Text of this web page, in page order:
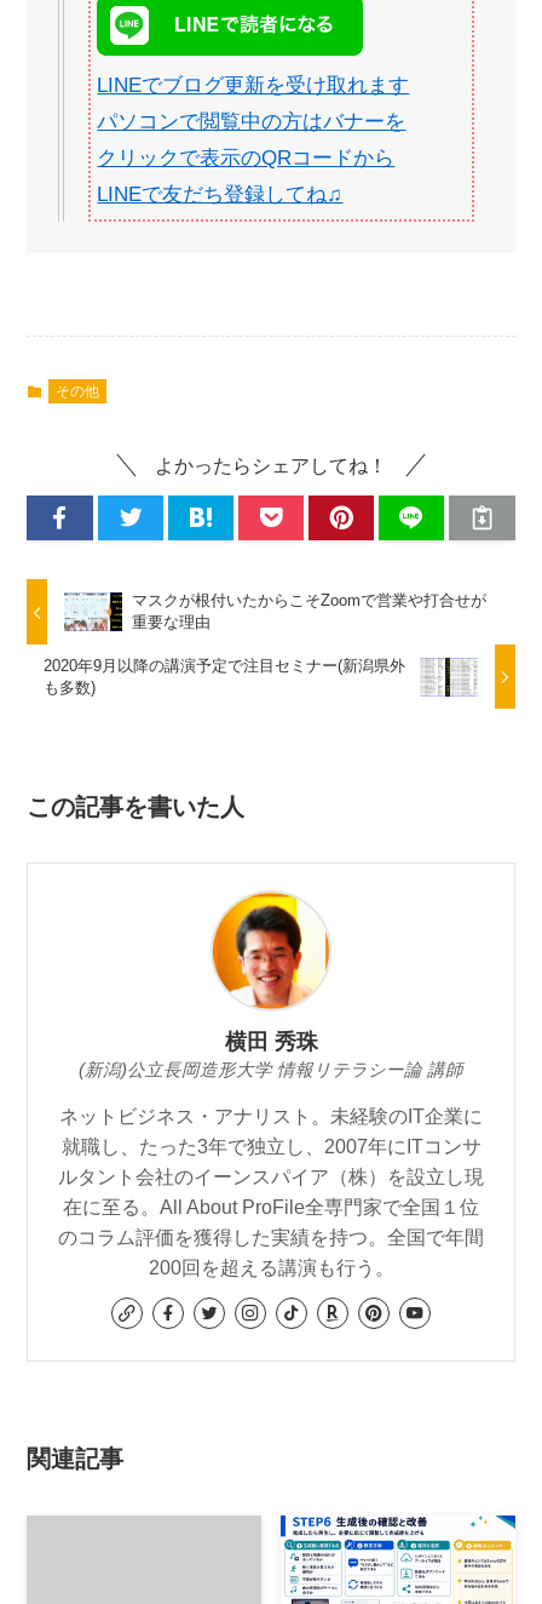
LINEでブログ更新を受け取れます
パソコンで閲覧中の方はバナーを
クリックで表示のQRコードから
LINEで友だち登録してね♫
その他
よかったらシェアしてね！
マスクが根付いたからこそZoomで営業や打合せが
重要な理由
2020年9月以降の講演予定で注目セミナー(新潟県外
も多数)
この記事を書いた人
横田 秀珠
(新潟)公立長岡造形大学 情報リテラシー論 講師
ネットビジネス・アナリスト。未経験のIT企業に
就職し、たった3年で独立し、2007年にITコンサ
ルタント会社のイーンスパイア（株）を設立し現
在に至る。All About ProFile全専門家で全国１位
のコラム評価を獲得した実績を持つ。全国で年間
200回を超える講演も行う。
関連記事